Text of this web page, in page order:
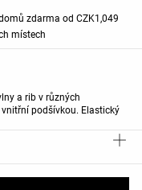
zdarma od CZK1,049
místech
a rib v různých
podšívkou. Elastický